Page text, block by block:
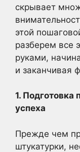
скрывает
этой
разберем все
руками,
и заканчивая
1. Подготовка
успеха
Прежде чем
штукатурки,